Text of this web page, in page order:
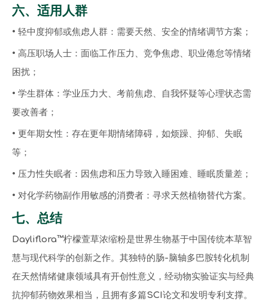
六、适用人群
• 轻中度抑郁或焦虑人群：需要天然、安全的情绪调节方案；
• 高压职场人士：面临工作压力、竞争焦虑、职业倦怠等情绪
困扰；
• 学生群体：学业压力大、考前焦虑、自我怀疑等心理状态需
要改善者；
• 更年期女性：存在更年期情绪障碍，如烦躁、抑郁、失眠
等；
• 压力性失眠者：因焦虑和压力导致入睡困难、睡眠质量差；
• 对化学药物副作用敏感的消费者：寻求天然植物替代方案。
七、总结
Dayliflora™柠檬萱草浓缩粉是世界生物基于中国传统本草智
慧与现代科学的创新之作。其独特的肠-脑轴多巴胺转化机制
在天然情绪健康领域具有开创性意义，经动物实验证实与经典
抗抑郁药物效果相当，且拥有多篇SCI论文和发明专利支撑。